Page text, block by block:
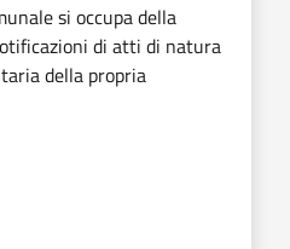
si occupa della
di atti di natura
della propria